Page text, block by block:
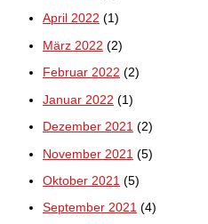
April 2022 (1)
März 2022 (2)
Februar 2022 (2)
Januar 2022 (1)
Dezember 2021 (2)
November 2021 (5)
Oktober 2021 (5)
September 2021 (4)